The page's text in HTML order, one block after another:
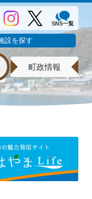
SNS一覧
設を探す
町政情報